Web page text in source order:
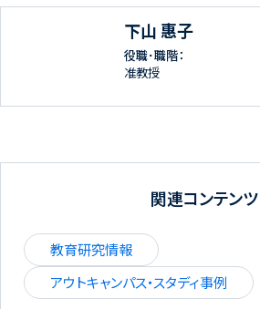
下山 惠子
役職･職階：
准教授
関連コンテンツ
教育研究情報
アウトキャンパス・スタディ事例